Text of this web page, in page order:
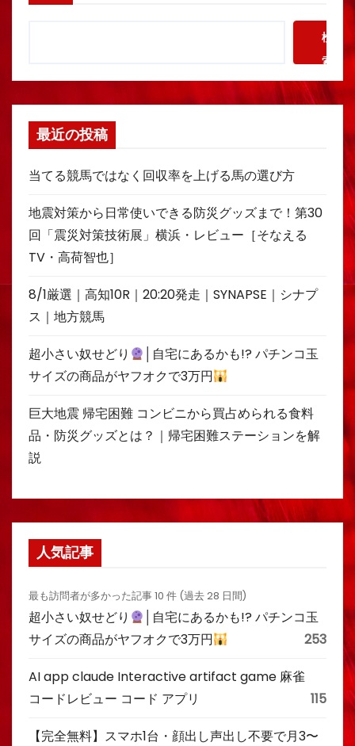
検
索
最近の投稿
当てる競馬ではなく回収率を上げる馬の選び方
地震対策から日常使いできる防災グッズまで！第30
回「震災対策技術展」横浜・レビュー［そなえる
TV・高荷智也］
8/1厳選｜高知10R｜20:20発走｜SYNAPSE｜シナプ
ス｜地方競馬
超小さい奴せどり
│自宅にあるかも!? パチンコ玉
サイズの商品がヤフオクで3万円
巨大地震 帰宅困難 コンビニから買占められる食料
品・防災グッズとは？｜帰宅困難ステーションを解
説
人気記事
最も訪問者が多かった記事 10 件 (過去 28 日間)
超小さい奴せどり
│自宅にあるかも!? パチンコ玉
サイズの商品がヤフオクで3万円
253
AI app claude Interactive artifact game 麻雀
コードレビュー コード アプリ
115
【完全無料】スマホ1台・顔出し声出し不要で月3〜